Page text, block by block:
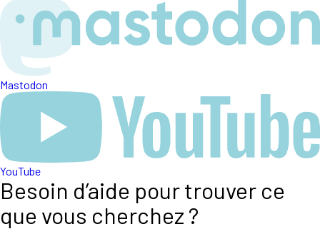
Mastodon
YouTube
Besoin d’aide pour trouver ce
que vous cherchez ?